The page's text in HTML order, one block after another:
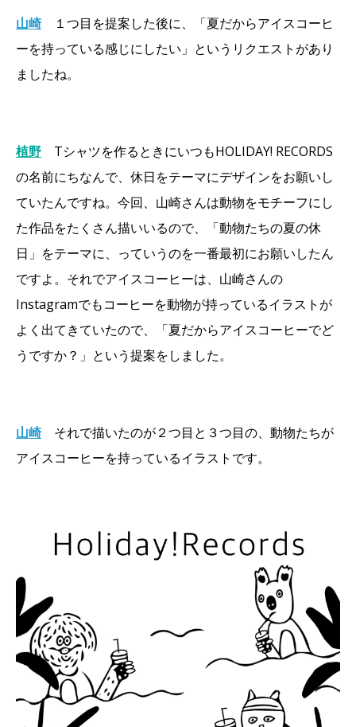
山崎
１つ目を提案した後に、「夏だからアイスコーヒ
ーを持っている感じにしたい」というリクエストがあり
ましたね。
植野
Tシャツを作るときにいつもHOLIDAY! RECORDS
の名前にちなんで、休日をテーマにデザインをお願いし
ていたんですね。今回、山崎さんは動物をモチーフにし
た作品をたくさん描いいるので、「動物たちの夏の休
日」をテーマに、っていうのを一番最初にお願いしたん
ですよ。それでアイスコーヒーは、山崎さんの
Instagramでもコーヒーを動物が持っているイラストが
よく出てきていたので、「夏だからアイスコーヒーでど
うですか？」という提案をしました。
山崎
それで描いたのが２つ目と３つ目の、動物たちが
アイスコーヒーを持っているイラストです。